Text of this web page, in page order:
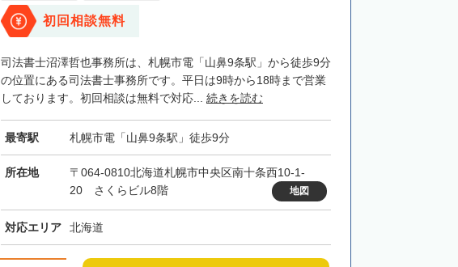
河西郡中札内村 河西郡更別村
白糠郡白糠町 野付郡別海町 標津郡中標津町
初回相談無料
司法書士沼澤哲也事務所は、札幌市電「山鼻9条駅」から徒歩9分
の位置にある司法書士事務所です。平日は9時から18時まで営業
しております。初回相談は無料で対応... 続きを読む
最寄駅 札幌市電「山鼻9条駅」徒歩9分
所在地
〒064-0810北海道札幌市中央区南十条西10-1-
20 さくらビル8階
地図
対応エリア 北海道